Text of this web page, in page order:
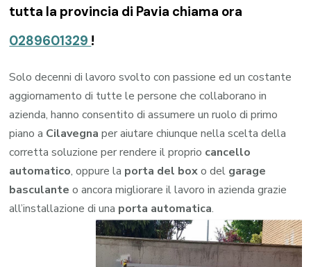
tutta la provincia di Pavia chiama ora
0289601329 !
Solo decenni di lavoro svolto con passione ed un costante
aggiornamento di tutte le persone che collaborano in
azienda, hanno consentito di assumere un ruolo di primo
piano a Cilavegna per aiutare chiunque nella scelta della
corretta soluzione per rendere il proprio cancello
automatico, oppure la porta del boxo del garage
basculante o ancora migliorare il lavoro in azienda grazie
all’installazione di una porta automatica.